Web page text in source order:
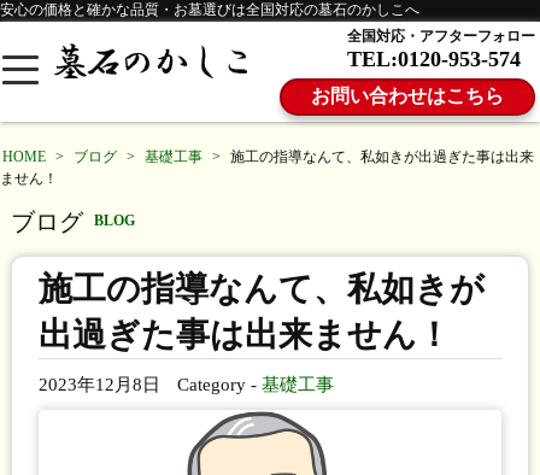
安心の価格と確かな品質・お墓選びは全国対応の墓石のかしこへ
全国対応・アフターフォロー
TEL:0120-953-574
お問い合わせはこちら
HOME > ブログ > 基礎工事 >
施工の指導なんて、私如きが出過ぎた事は出来
ません！
ブログ BLOG
施工の指導なんて、私如きが
出過ぎた事は出来ません！
2023年12月8日 Category -基礎工事